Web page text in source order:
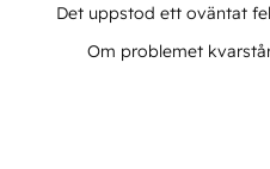
Det uppstod ett oväntat
Om problemet